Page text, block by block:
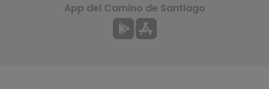
App del Camino de Santiago